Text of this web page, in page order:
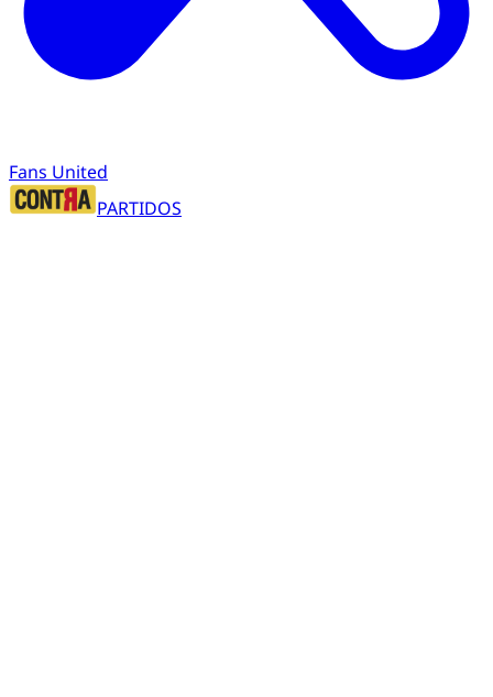
Fans United
PARTIDOS